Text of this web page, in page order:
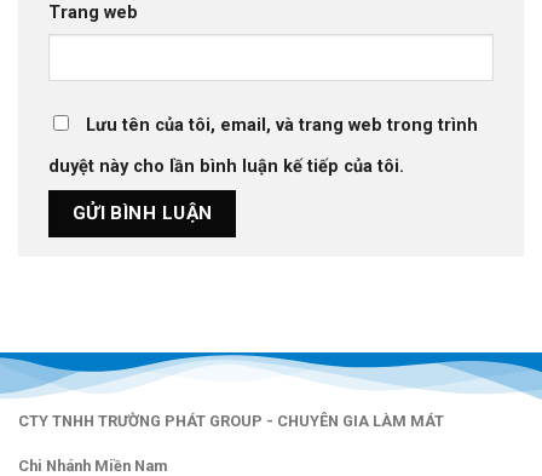
Trang web
Lưu tên của tôi, email, và trang web trong trình
duyệt này cho lần bình luận kế tiếp của tôi.
CTY TNHH TRƯỜNG PHÁT GROUP - CHUYÊN GIA LÀM MÁT
Chi Nhánh Miền Nam